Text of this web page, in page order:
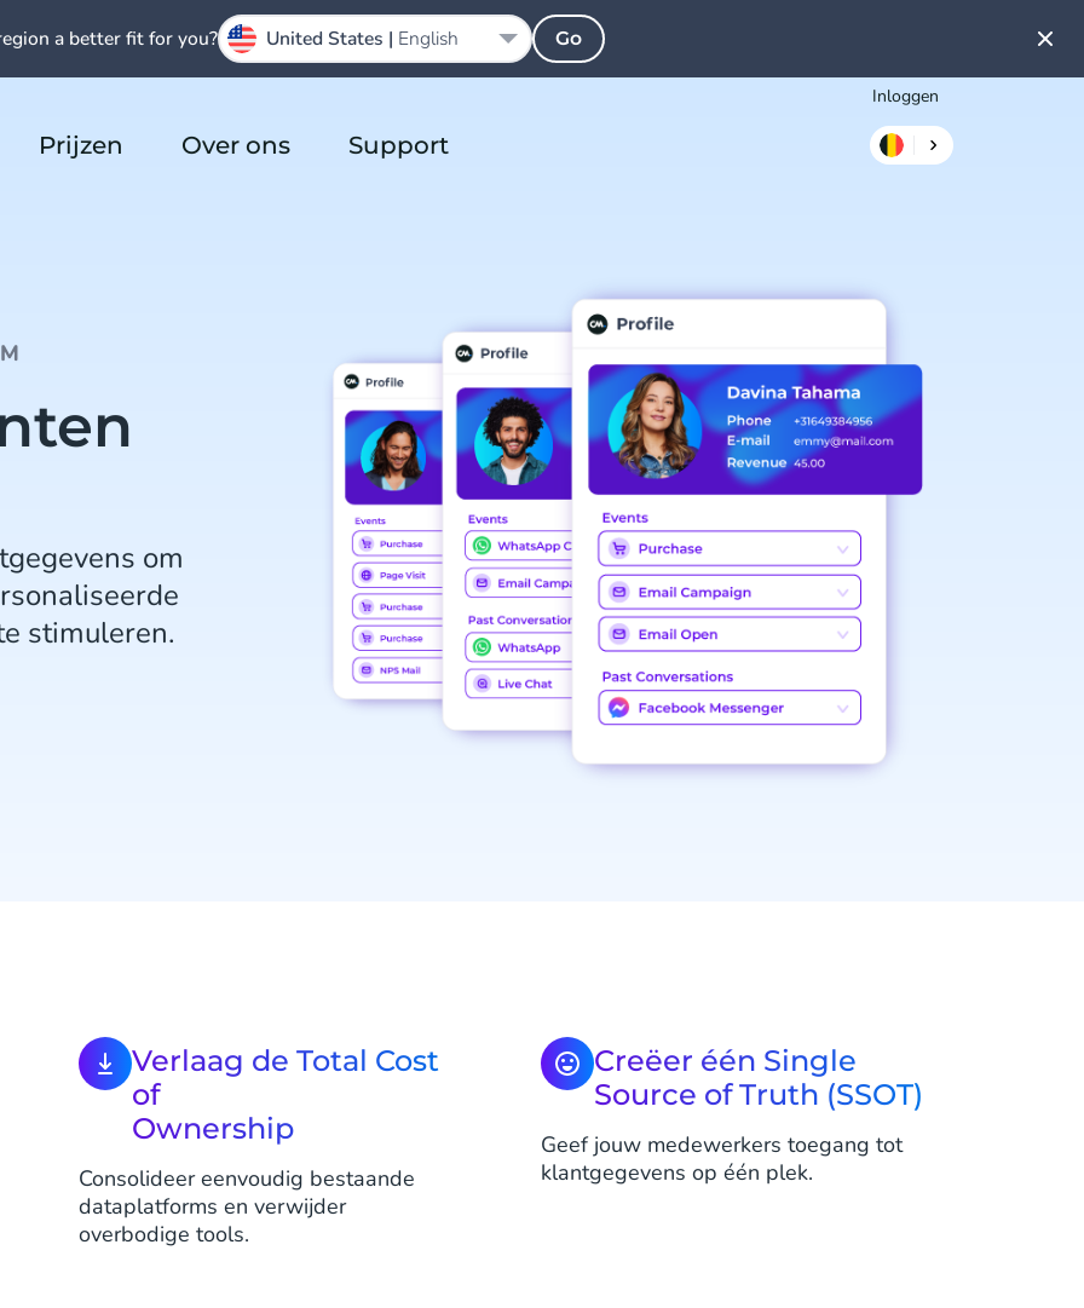
Inloggen
Prijzen Over ons Support
om
stimuleren.
Verlaag de Total Cost
of
Ownership
Consolideer eenvoudig bestaande
dataplatforms en verwijder
overbodige tools.
Creëer één Single
Source of Truth (SSOT)
Geef jouw medewerkers toegang tot
klantgegevens op één plek.
a better fit for you? United States | English Go